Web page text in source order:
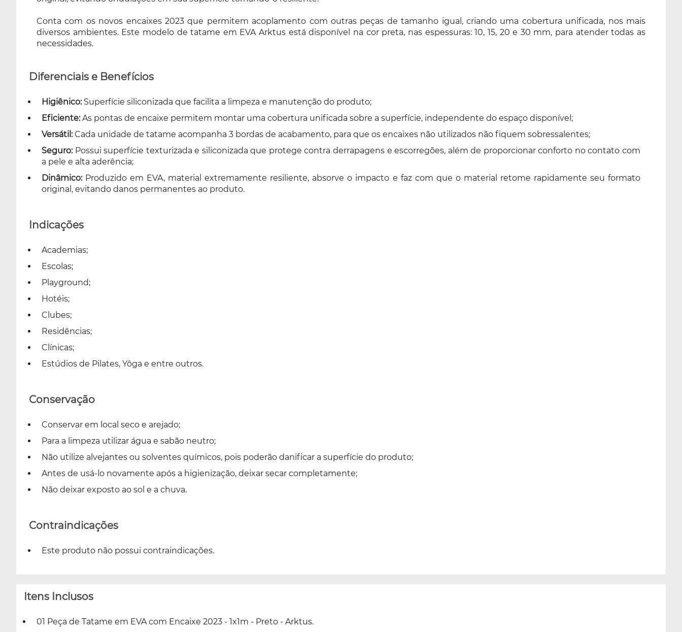
Conta com os novos encaixes 2023 que permitem acoplamento com outras peças de tamanho igual, criando uma cobertura unificada, nos mais
diversos ambientes. Este modelo de tatame em EVA Arktus está disponível na cor preta, nas espessuras: 10, 15, 20 e 30 mm, para atender todas as
necessidades.
Diferenciais e Benefícios
Higiênico:Superfície siliconizada que facilita a limpeza e manutenção do produto;
Eficiente:As pontas de encaixe permitem montar uma cobertura unificada sobre a superfície, independente do espaço disponível;
Versátil:Cada unidade de tatame acompanha 3 bordas de acabamento, para que os encaixes não utilizados não fiquem sobressalentes;
Seguro:Possui superfície texturizada e siliconizada que protege contra derrapagens e escorregões, além de proporcionar conforto no contato com
a pele e alta aderência;
Dinâmico:Produzido em EVA, material extremamente resiliente, absorve o impacto e faz com que o material retome rapidamente seu formato
original, evitando danos permanentes ao produto.
Indicações
Academias;
Escolas;
Playground;
Hotéis;
Clubes;
Residências;
Clínicas;
Estúdios de Pilates, Yôga e entre outros.
Conservação
Conservar em local seco e arejado;
Para a limpeza utilizar água e sabão neutro;
Não utilize alvejantes ou solventes químicos, pois poderão danificar a superfície do produto;
Antes de usá-lo novamente após a higienização, deixar secar completamente;
Não deixar exposto ao sol e a chuva.
Contraindicações
Este produto não possui contraindicações.
Itens Inclusos
01 Peça de Tatame em EVA com Encaixe 2023 - 1x1m - Preto - Arktus.